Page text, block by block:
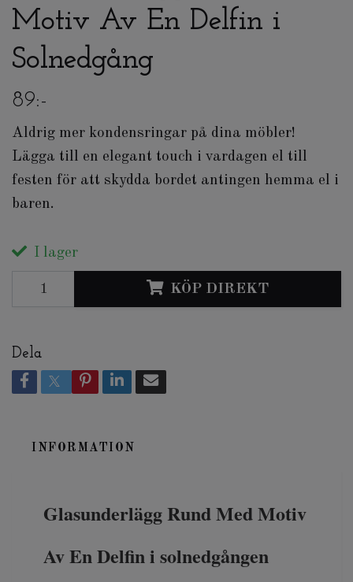
Motiv Av En Delfin i
Solnedgång
89:-
Aldrig mer kondensringar på dina möbler!
Lägga till en elegant touch i vardagen el till
festen för att skydda bordet antingen hemma el i
baren.
I lager
KÖP DIREKT
Dela
INFORMATION
Glasunderlägg Rund Med Motiv
Av En Delfin i solnedgången